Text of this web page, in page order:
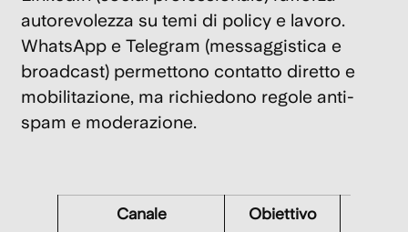
autorevolezza su temi di policy e lavoro.
WhatsApp e Telegram (messaggistica e
broadcast) permettono contatto diretto e
mobilitazione, ma richiedono regole anti-
spam e moderazione.
Canale Obiettivo